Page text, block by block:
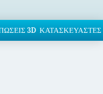
3D ΚΑΤΑΣΚΕΥΑΣΤΕΣ